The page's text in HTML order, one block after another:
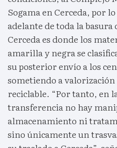
Sogama en Cerceda, por
adelante de toda la basura
Cerceda es donde los
amarilla y negra se
su posterior envío a los
sometiendo a
reciclable. “Por tanto, en
transferencia no hay
almacenamiento ni
sino únicamente un